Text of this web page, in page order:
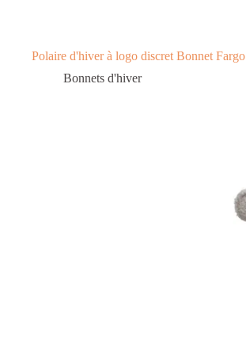
Polaire d'hiver à logo discret Bonnet Fargo
Bonnets d'hiver